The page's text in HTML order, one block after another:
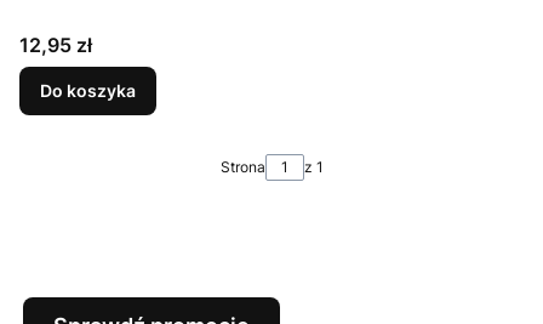
Cena
12,95 zł
Do koszyka
Strona z 1